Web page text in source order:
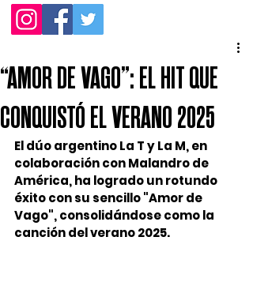
“AMOR DE VAGO”: EL HIT QUE
CONQUISTÓ EL VERANO 2025
El dúo argentino La T y La M, en
colaboración con Malandro de
América, ha logrado un rotundo
éxito con su sencillo "Amor de
Vago", consolidándose como la
canción del verano 2025.